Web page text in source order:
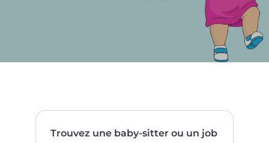
Trouvez une baby-sitter ou un job